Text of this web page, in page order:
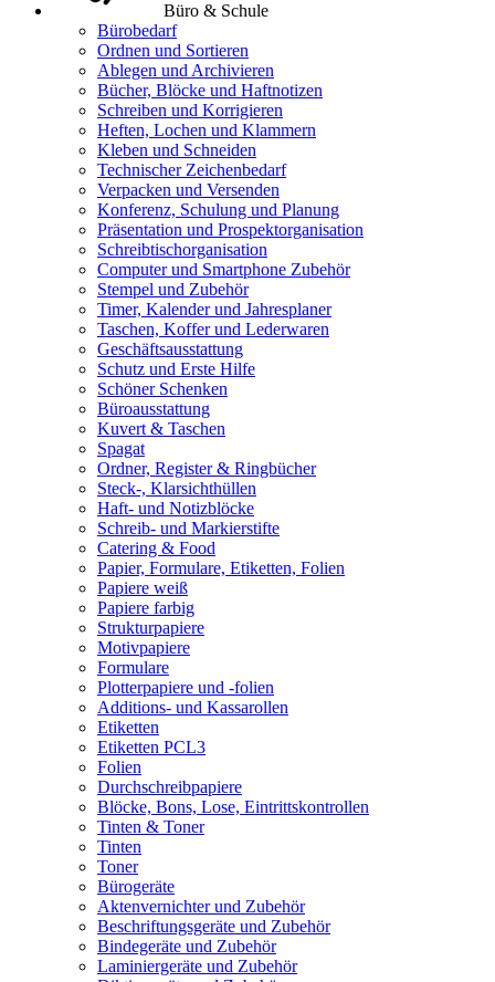
Büro & Schule
Bürobedarf
Ordnen und Sortieren
Ablegen und Archivieren
Bücher, Blöcke und Haftnotizen
Schreiben und Korrigieren
Heften, Lochen und Klammern
Kleben und Schneiden
Technischer Zeichenbedarf
Verpacken und Versenden
Konferenz, Schulung und Planung
Präsentation und Prospektorganisation
Schreibtischorganisation
Computer und Smartphone Zubehör
Stempel und Zubehör
Timer, Kalender und Jahresplaner
Taschen, Koffer und Lederwaren
Geschäftsausstattung
Schutz und Erste Hilfe
Schöner Schenken
Büroausstattung
Kuvert & Taschen
Spagat
Ordner, Register & Ringbücher
Steck-, Klarsichthüllen
Haft- und Notizblöcke
Schreib- und Markierstifte
Catering & Food
Papier, Formulare, Etiketten, Folien
Papiere weiß
Papiere farbig
Strukturpapiere
Motivpapiere
Formulare
Plotterpapiere und -folien
Additions- und Kassarollen
Etiketten
Etiketten PCL3
Folien
Durchschreibpapiere
Blöcke, Bons, Lose, Eintrittskontrollen
Tinten & Toner
Tinten
Toner
Bürogeräte
Aktenvernichter und Zubehör
Beschriftungsgeräte und Zubehör
Bindegeräte und Zubehör
Laminiergeräte und Zubehör